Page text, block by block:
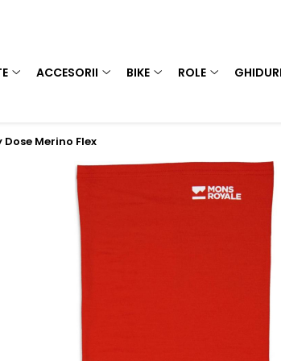
ACCESORII BIKE ROLE GHIDURI
Merino Flex